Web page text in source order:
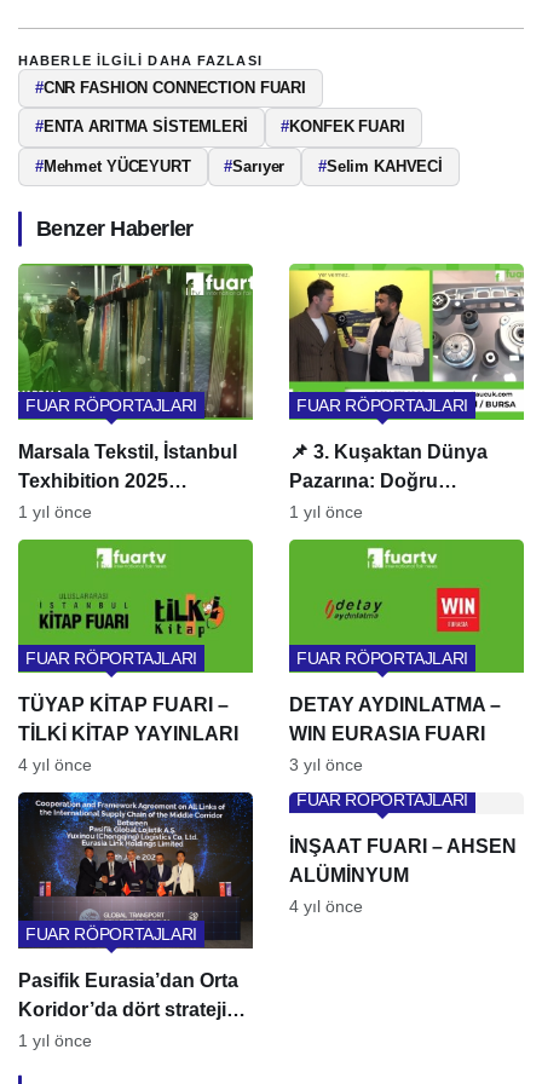
HABERLE ILGILI DAHA FAZLASI
#CNR FASHION CONNECTION FUARI
#ENTA ARITMA SİSTEMLERİ #KONFEK FUARI
#Mehmet YÜCEYURT #Sarıyer #Selim KAHVECİ
Benzer Haberler
Marsala Tekstil, İstanbul
Texhibition 2025
Fuarında Göz Doldurdu
FUAR RÖPORTAJLARI
1 yıl önce
📌 3. Kuşaktan Dünya
Pazarına: Doğru
Kauçuk’un Başarı
Hikayesi | 40 Yıllık
Tecrübe ile Geleceğe!
FUAR RÖPORTAJLARI
1 yıl önce
TÜYAP KİTAP FUARI –
TİLKİ KİTAP YAYINLARI
FUAR RÖPORTAJLARI
4 yıl önce
DETAY AYDINLATMA –
WIN EURASIA FUARI
FUAR RÖPORTAJLARI
3 yıl önce
Pasifik Eurasia’dan Orta
Koridor’da dört stratejik
imza
FUAR RÖPORTAJLARI
1 yıl önce
İNŞAAT FUARI – AHSEN
ALÜMİNYUM
FUAR RÖPORTAJLARI
4 yıl önce